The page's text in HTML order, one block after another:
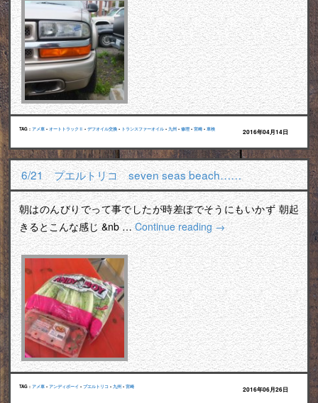
TAG : アメ車 • オートトラックⅡ • デフオイル交換 • トランスファーオイル • 九州 • 修理 • 宮崎 • 車検 2016年04月14日
6/21 プエルトリコ seven seas beach……
朝はのんびりでって事でしたが時差ぼでそうにもいかず 朝起
きるとこんな感じ &nb …Continue reading→
TAG : アメ車 • アンディボーイ • プエルトリコ • 九州 • 宮崎 2016年06月26日